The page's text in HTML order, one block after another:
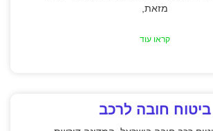
מזאת,
קראו עוד
ביטוח חובה לרכב